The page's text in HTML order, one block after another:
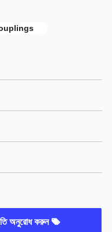
অনুরোধ করুন